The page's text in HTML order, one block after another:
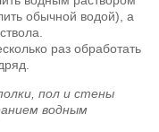
обычной водой), а
раз обработать
пол и стены
водным